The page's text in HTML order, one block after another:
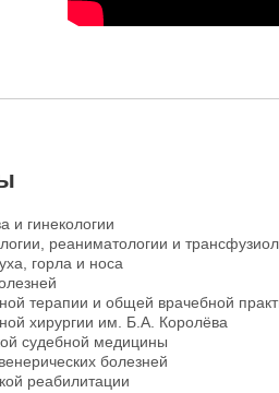
и гинекологии
реаниматологии и
горла и носа
терапии и общей врачебной
хирургии им. Б.А. Королёва
судебной медицины
болезней
реабилитации